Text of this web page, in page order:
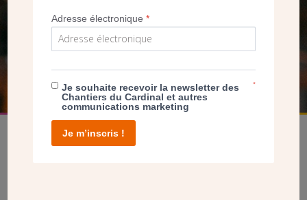
NOUS PERMET D’AGIR
FAIRE UN DON
Adresse électronique*
Je souhaite recevoir la newsletter des
Chantiers du Cardinal et autres
communications marketing
*
Je m’inscris !